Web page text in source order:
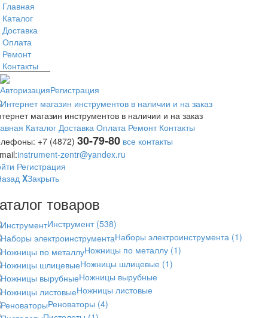
Главная
Каталог
Доставка
Оплата
Ремонт
Контакты
АвторизацияРегистрация
магазин инструментов в наличии и на заказ
Каталог Доставка Оплата Ремонт Контакты
+7 (4872) 30-79-80 все контакты
instrument-zentr@yandex.ru
Регистрация
XЗакрыть
товаров
Инструмент (538)
Наборы электроинструмента (1)
Ножницы по металлу (1)
Ножницы шлицевые (1)
Ножницы вырубные
Ножницы листовые
Реноваторы (4)